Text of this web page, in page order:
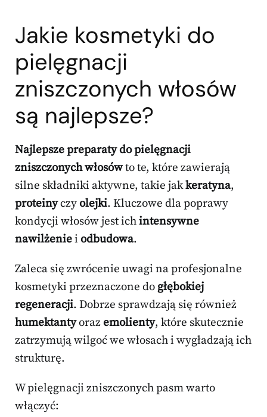
Jakie kosmetyki do
pielęgnacji
zniszczonych włosów
są najlepsze?
Najlepsze preparaty do pielęgnacji
zniszczonych włosówto te, które zawierają
silne składniki aktywne, takie jakkeratyna,
proteinyczyolejki. Kluczowe dla poprawy
kondycji włosów jest ichintensywne
nawilżeniei odbudowa.
Zaleca się zwrócenie uwagi na profesjonalne
kosmetyki przeznaczone do głębokiej
regeneracji. Dobrze sprawdzają się również
humektantyorazemolienty, które skutecznie
zatrzymują wilgoć we włosach i wygładzają ich
strukturę.
W pielęgnacji zniszczonych pasm warto
włączyć: